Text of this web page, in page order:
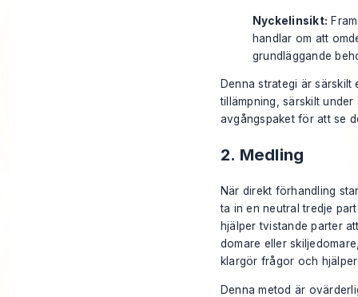
Nyckelinsikt:
handlar om att
grundläggande
Denna strategi är
tillämpning, särskilt
avgångspaketför att se
2. Medling
När direkt förhandling
ta in en neutral tredje
hjälper tvistande parter
domare eller
klargör frågor och
Denna metod är